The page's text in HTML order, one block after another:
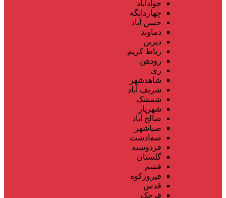
جوادآباد
چهاردانگه
حسن آباد
دماوند
دیزین
رباط کریم
رودهن
ری
شاهدشهر
شریف آباد
شمشک
شهریار
صالح آباد
صباشهر
صفادشت
فردوسیه
گلستان
فشم
فیروزکوه
قدس
قرچک